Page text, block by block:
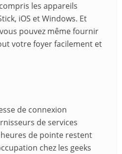
les appareils
iOS et Windows. Et
pouvez même fournir
votre foyer facilement et
de connexion
de services
de pointe restent
chez les geeks